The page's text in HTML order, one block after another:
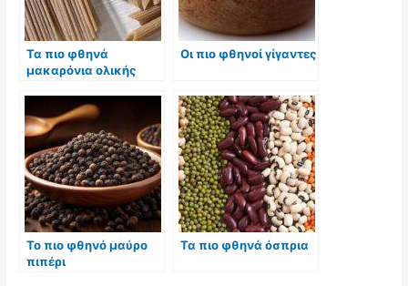
Τα πιο φθηνά
μακαρόνια ολικής
Οι πιο φθηνοί γίγαντες
Το πιο φθηνό μαύρο
πιπέρι
Τα πιο φθηνά όσπρια